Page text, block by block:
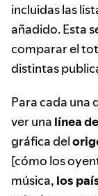
incluidas las
añadido. Esta
comparar el
distintas
Para cada una
ver una línea
gráfica del
[cómo los
música, los